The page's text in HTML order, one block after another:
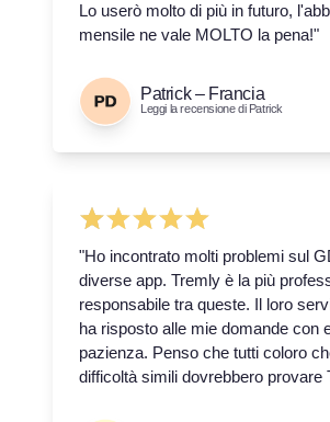
Lo userò molto di più in futuro,
mensile ne vale MOLTO la pena!"
Patrick – Francia
Leggi la recensione di Patrick
"Ho incontrato molti problemi sul
diverse app. Tremly è la più
responsabile tra queste. Il loro
ha risposto alle mie domande con
pazienza. Penso che tutti coloro
difficoltà simili dovrebbero provare